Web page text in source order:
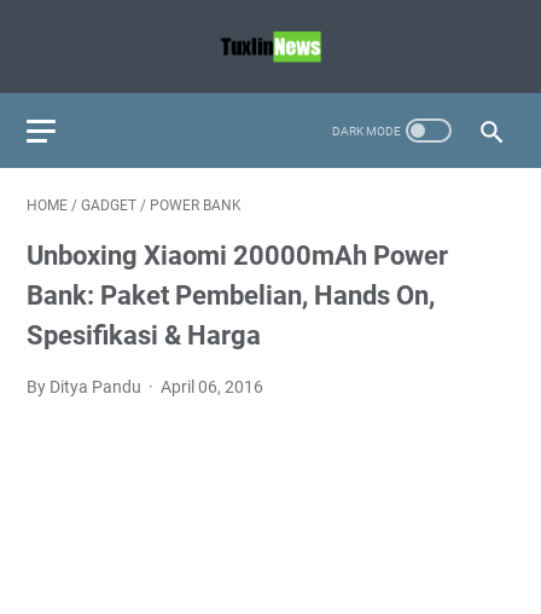
HOME / GADGET / POWER BANK
Unboxing Xiaomi 20000mAh Power
Bank: Paket Pembelian, Hands On,
Spesifikasi & Harga
By Ditya Pandu April 06, 2016